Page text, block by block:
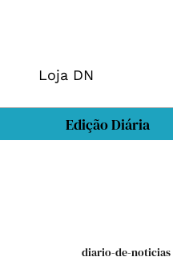
Loja DN
Edição Diária
diario-de-noticias